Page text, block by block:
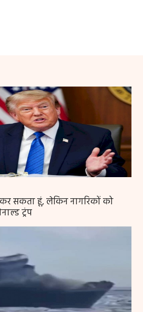
सकता हूं, लेकिन नागरिकों को
ट्रंप